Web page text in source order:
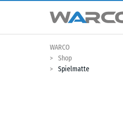
WARCO
Shop
Spielmatte